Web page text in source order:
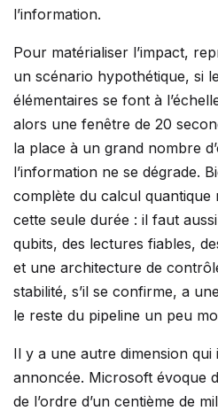
l’information.
Pour matérialiser l’impact,
un scénario hypothétique, si
élémentaires se font à
alors une fenêtre de 20
la place à un grand nombre
l’information ne se dégrade.
complète du calcul quantique
cette seule durée : il faut
qubits, des lectures fiables,
et une architecture de
stabilité, s’il se confirme, a
le reste du pipeline un peu
Il y a une autre dimension qui
annoncée. Microsoft évoque
de l’ordre d’un centième de